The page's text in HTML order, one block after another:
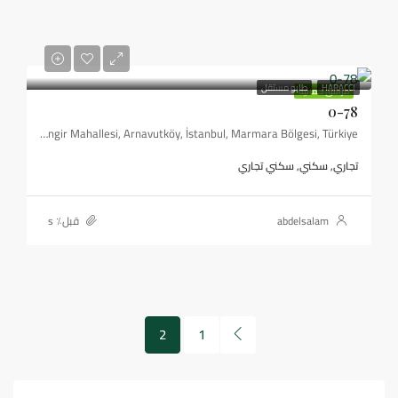
مرافق كمالية
HARACCI طابو مستقل
0-78
Çilingir Mahallesi, Arnavutköy, İstanbul, Marmara Bölgesi, Türkiye
تجاري, سكني, سكني تجاري
abdelsalam قبل٪ s
1
2